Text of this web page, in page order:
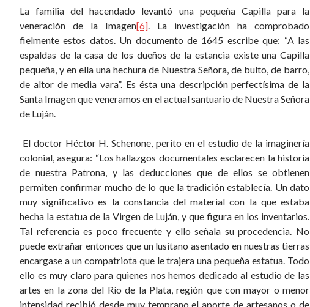
La familia del hacendado levantó una pequeña Capilla para la
veneración de la Imagen[6]. La investigación ha comprobado
fielmente estos datos. Un documento de 1645 escribe que: “A las
espaldas de la casa de los dueños de la estancia existe una Capilla
pequeña, y en ella una hechura de Nuestra Señora, de bulto, de barro,
de altor de media vara”. Es ésta una descripción perfectísima de la
Santa Imagen que veneramos en el actual santuario de Nuestra Señora
de Luján.
El doctor Héctor H. Schenone, perito en el estudio de la imaginería
colonial, asegura: “Los hallazgos documentales esclarecen la historia
de nuestra Patrona, y las deducciones que de ellos se obtienen
permiten confirmar mucho de lo que la tradición establecía. Un dato
muy significativo es la constancia del material con la que estaba
hecha la estatua de la Virgen de Luján, y que figura en los inventarios.
Tal referencia es poco frecuente y ello señala su procedencia. No
puede extrañar entonces que un lusitano asentado en nuestras tierras
encargase a un compatriota que le trajera una pequeña estatua. Todo
ello es muy claro para quienes nos hemos dedicado al estudio de las
artes en la zona del Río de la Plata, región que con mayor o menor
intensidad recibió desde muy temprano el aporte de artesanos o de